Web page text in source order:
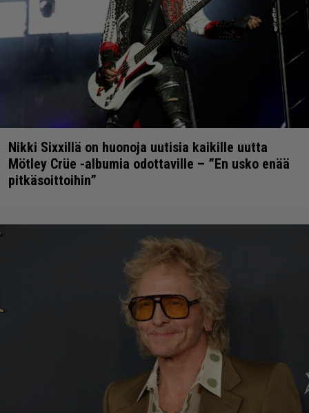
Nikki Sixxillä on huonoja uutisia kaikille uutta
Mötley Crüe -albumia odottaville – ”En usko enää
pitkäsoittoihin”